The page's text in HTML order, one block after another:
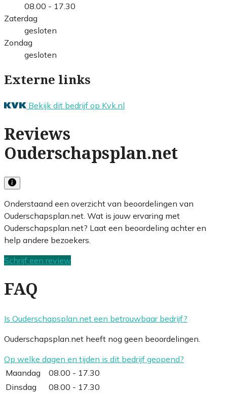
08.00 - 17.30
Zaterdag
gesloten
Zondag
gesloten
Externe links
Bekijk dit bedrijf op Kvk.nl
Reviews
Ouderschapsplan.net
Onderstaand een overzicht van beoordelingen van
Ouderschapsplan.net. Wat is jouw ervaring met
Ouderschapsplan.net? Laat een beoordeling achter en
help andere bezoekers.
Schrijf een review
FAQ
Is Ouderschapsplan.net een betrouwbaar bedrijf?
Ouderschapsplan.net heeft nog geen beoordelingen.
Op welke dagen en tijden is dit bedrijf geopend?
Maandag
08.00 - 17.30
Dinsdag
08.00 - 17.30